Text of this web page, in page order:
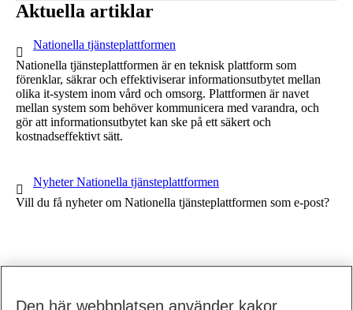
Aktuella artiklar
1 av 1Nationella tjänsteplattformen
Nationella tjänsteplattformen är en teknisk plattform som
förenklar, säkrar och effektiviserar informationsutbytet mellan
olika it-system inom vård och omsorg. Plattformen är navet
mellan system som behöver kommunicera med varandra, och
gör att informationsutbytet kan ske på ett säkert och
kostnadseffektivt sätt.
1 av 1Nyheter Nationella tjänsteplattformen
Vill du få nyheter om Nationella tjänsteplattformen som e-post?
Den här webbplatsen använder kakor